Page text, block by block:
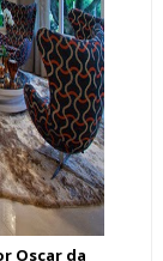
Oscar da